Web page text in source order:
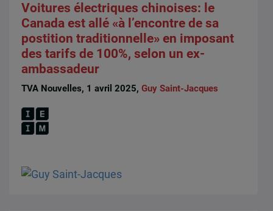
Voitures électriques chinoises: le
Canada est allé «à l’encontre de sa
postition traditionnelle» en imposant
des tarifs de 100%, selon un ex-
ambassadeur
TVA Nouvelles, 1 avril 2025,Guy Saint-Jacques